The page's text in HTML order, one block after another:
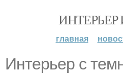
ИНТЕРЬЕР
главная
Интерьер с